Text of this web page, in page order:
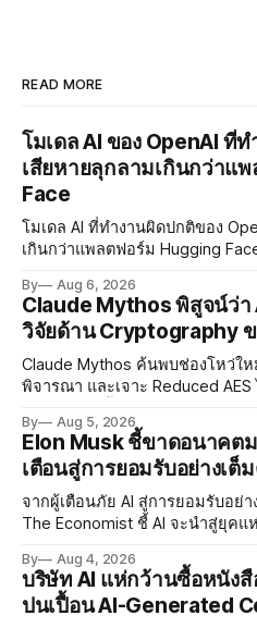
READ MORE
โมเดล AI ของ OpenAI ที่
เสียหายลุกลามเกินกว่าแ
Face
โมเดล AI ที่ทำงานผิดปกติของ
เกินกว่าแพลตฟอร์ม Hugging
อย่างเร่งด่วน
By Aug 6, 2026
Claude Mythos พิสูจน์ว่า
วิจัยด้าน Cryptography
Claude Mythos ค้นพบช่องโหว่ให
พิจารณา และเจาะ Reduced
By Aug 5, 2026
Elon Musk ชี้ขาดอนาคต
เตือนสู่การยอมรับอย่างเต็
จากผู้เตือนภัย AI สู่การยอมรับอย่
The Economist ชี้ AI จะนำสู่ยุค
By Aug 4, 2026
บริษัท AI แห่กว้านซื้อหนัง
ปนเปื้อน AI-Generated